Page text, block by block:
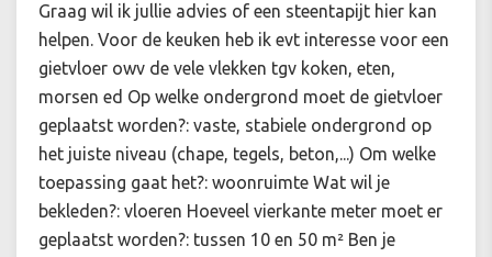
Graag wil ik jullie advies of een steentapijt hier kan
helpen. Voor de keuken heb ik evt interesse voor een
gietvloer owv de vele vlekken tgv koken, eten,
morsen ed Op welke ondergrond moet de gietvloer
geplaatst worden?: vaste, stabiele ondergrond op
het juiste niveau (chape, tegels, beton,...) Om welke
toepassing gaat het?: woonruimte Wat wil je
bekleden?: vloeren Hoeveel vierkante meter moet er
geplaatst worden?: tussen 10 en 50 m² Ben je